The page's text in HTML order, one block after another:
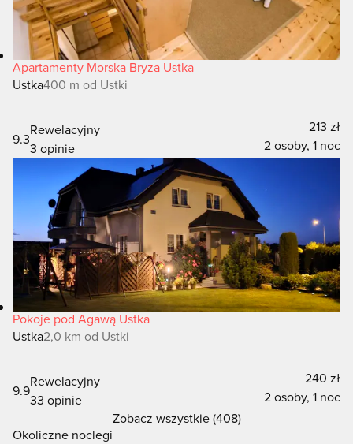
Apartamenty Morska Bryza Ustka
Ustka400 m od Ustki
9.3
Rewelacyjny
3 opinie
213 zł
2 osoby, 1 noc
Pokoje pod Agawą Ustka
Ustka2,0 km od Ustki
9.9
Rewelacyjny
33 opinie
240 zł
2 osoby, 1 noc
Zobacz wszystkie (408)
Okoliczne noclegi